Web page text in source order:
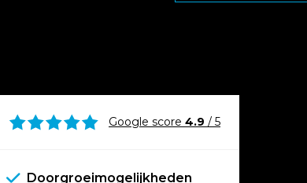
Google score 4.9 / 5
Doorgroeimogelijkheden